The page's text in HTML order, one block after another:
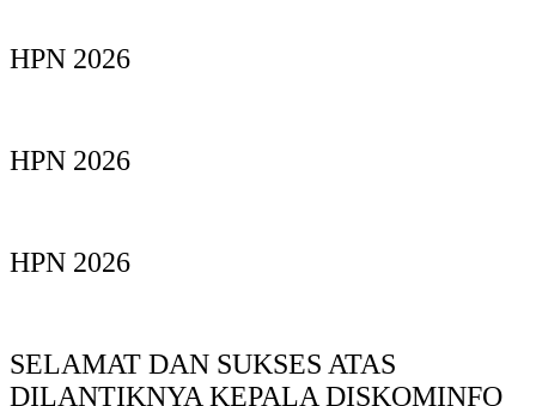
HPN 2026
HPN 2026
HPN 2026
SELAMAT DAN SUKSES ATAS
DILANTIKNYA KEPALA DISKOMINFO